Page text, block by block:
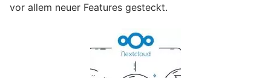
vor allem neuer Features gesteckt.